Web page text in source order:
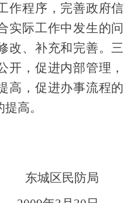
作程序，完善政府信
实际工作中发生的问
改、补充和完善。三
开，促进内部管理，
高，促进办事流程的
高。
东城区民防局